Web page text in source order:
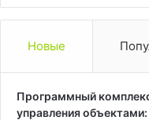
Новые
Программный
управления